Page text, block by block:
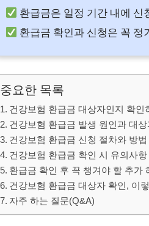
환급금은 일정 기간 내에 신
환급금 확인과 신청은 꼭 정
중요한 목록
건강보험 환급금 대상자인지 확인
건강보험 환급금 발생 원인과 대상
건강보험 환급금 신청 절차와 방법
건강보험 환급금 확인 시 유의사항
환급금 확인 후 꼭 챙겨야 할 추가
건강보험 환급금 대상자 확인, 이
자주 하는 질문(Q&A)